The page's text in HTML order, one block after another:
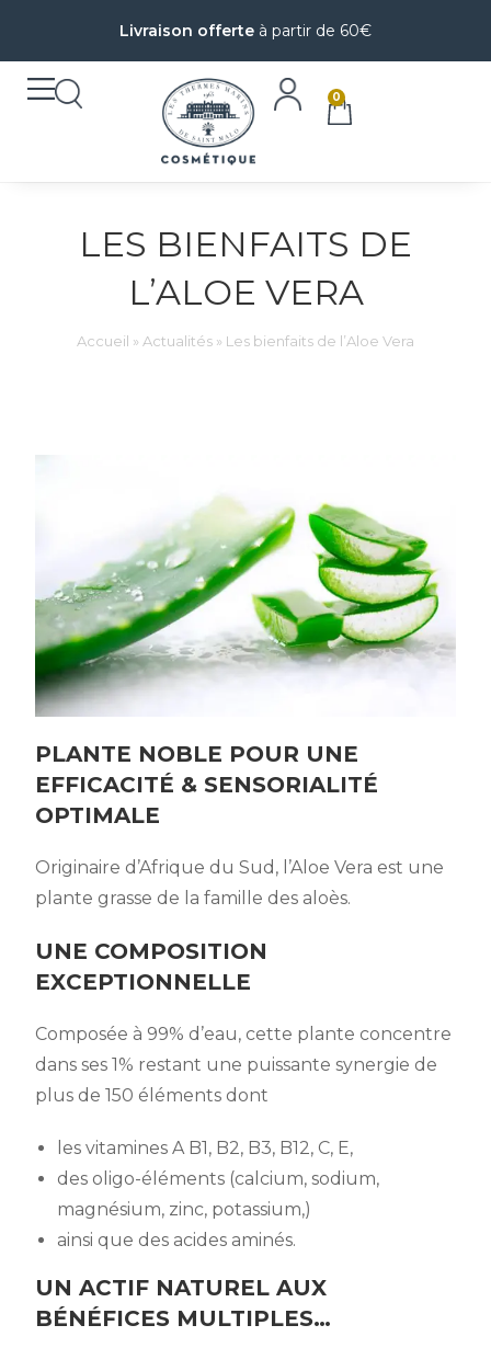
Livraison offerte à partir de 60€
0
LES BIENFAITS DE
L’ALOE VERA
Accueil » Actualités » Les bienfaits de l’Aloe Vera
PLANTE NOBLE POUR UNE
EFFICACITÉ & SENSORIALITÉ
OPTIMALE
Originaire d’Afrique du Sud, l’Aloe Vera est une
plante grasse de la famille des aloès.
UNE COMPOSITION
EXCEPTIONNELLE
Composée à 99% d’eau, cette plante concentre
dans ses 1% restant une puissante synergie de
plus de 150 éléments dont
les vitamines A B1, B2, B3, B12, C, E,
des oligo-éléments (calcium, sodium,
magnésium, zinc, potassium,)
ainsi que des acides aminés.
UN ACTIF NATUREL AUX
BÉNÉFICES MULTIPLES…